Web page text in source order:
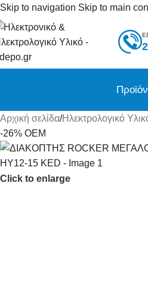
Skip to navigation Skip to main
Αρχική σελίδα/Ηλεκτρολογικό
-26% OEM
Click to enlarge